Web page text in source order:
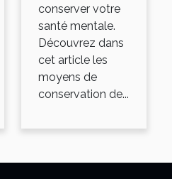
conserver votre
santé mentale.
Découvrez dans
cet article les
moyens de
conservation de...